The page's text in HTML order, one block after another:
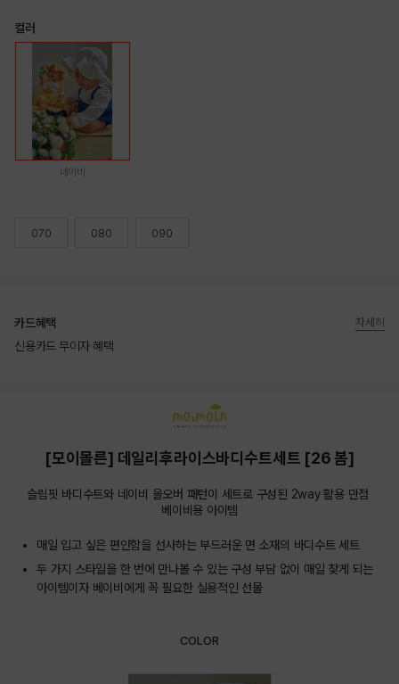
컬러
네이비
070 080 090
카드혜택
신용카드 무이자 혜택
자세히
[모이몰른] 데일리후라이스바디수트세트 [26 봄]
슬림핏 바디수트와 네이비 올오버 패턴이 세트로 구성된 2way 활용 만점
베이비용 아이템
매일 입고 싶은 편안함을 선사하는 부드러운 면 소재의 바디수트 세트
두 가지 스타일을 한 번에 만나볼 수 있는 구성 부담 없이 매일 찾게 되는
아이템이자 베이비에게 꼭 필요한 실용적인 선물
COLOR